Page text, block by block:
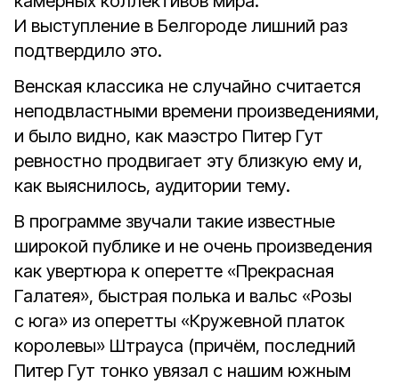
И выступление в Белгороде лишний раз
подтвердило это.
Венская классика не случайно считается
неподвластными времени произведениями,
и было видно, как маэстро Питер Гут
ревностно продвигает эту близкую ему и,
как выяснилось, аудитории тему.
В программе звучали такие известные
широкой публике и не очень произведения
как увертюра к оперетте «Прекрасная
Галатея», быстрая полька и вальс «Розы
с юга» из оперетты «Кружевной платок
королевы» Штрауса (причём, последний
Питер Гут тонко увязал с нашим южным